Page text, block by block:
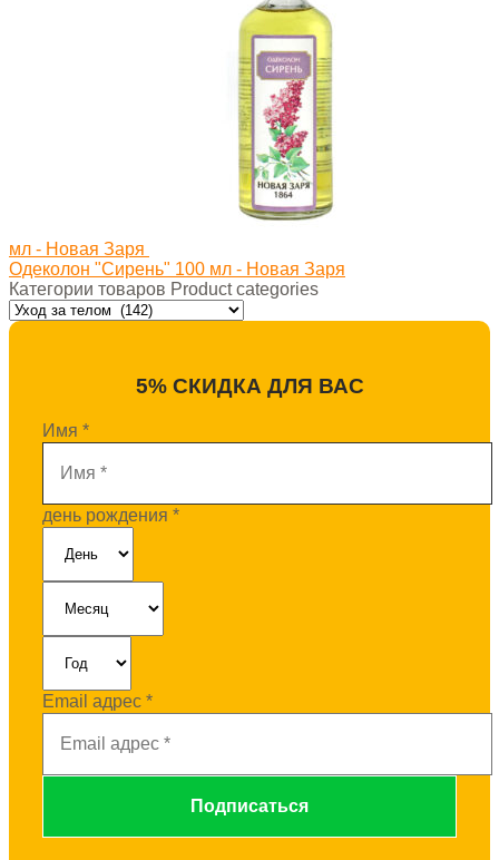
мл - Новая Заря
Одеколон "Сирень" 100 мл - Новая Заря
Категории товаров Product categories
5% СКИДКА ДЛЯ ВАС
Имя *
день рождения *
Email адрес *